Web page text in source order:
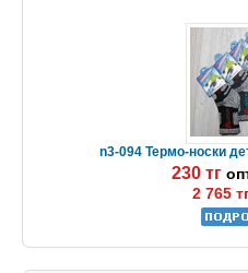
n3-094 Термо-носки
230 тг
2 765